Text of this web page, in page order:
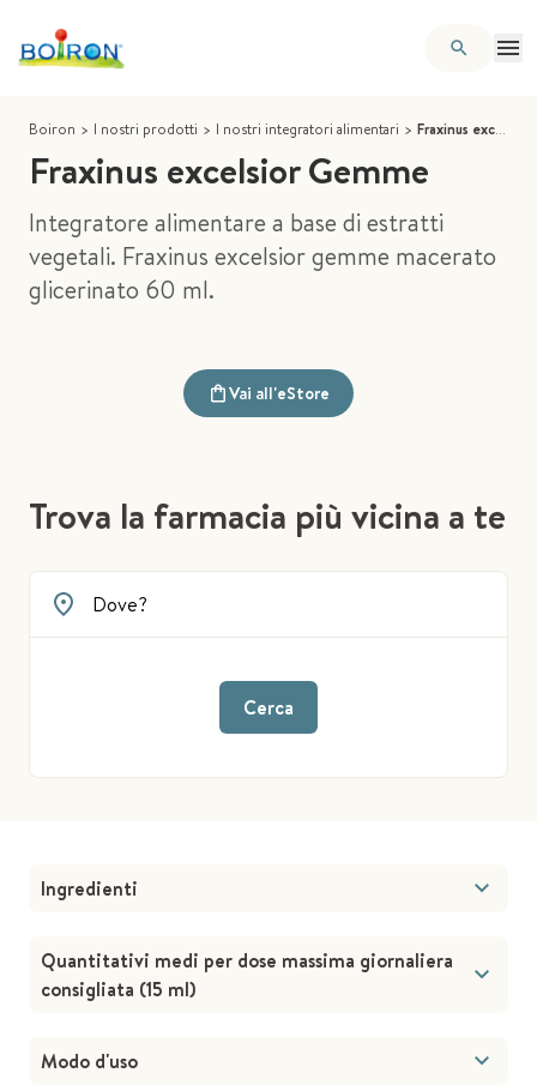
Boiron > I nostri prodotti > I nostri integratori alimentari > Fraxinus excelsior Gemme
Fraxinus excelsior Gemme
Integratore alimentare a base di estratti
vegetali. Fraxinus excelsior gemme macerato
glicerinato 60 ml.
Vai all'eStore
Trova la farmacia più vicina a te
Cerca
Ingredienti
Quantitativi medi per dose massima giornaliera
consigliata (15 ml)
Modo d'uso